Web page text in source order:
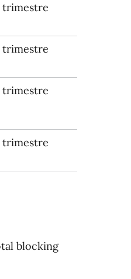
trimestre
trimestre
trimestre
trimestre
blocking